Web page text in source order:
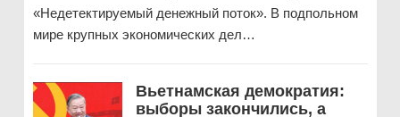
«Недетектируемый денежный поток». В подпольном
мире крупных экономических дел…
Вьетнамская демократия:
выборы закончились, а